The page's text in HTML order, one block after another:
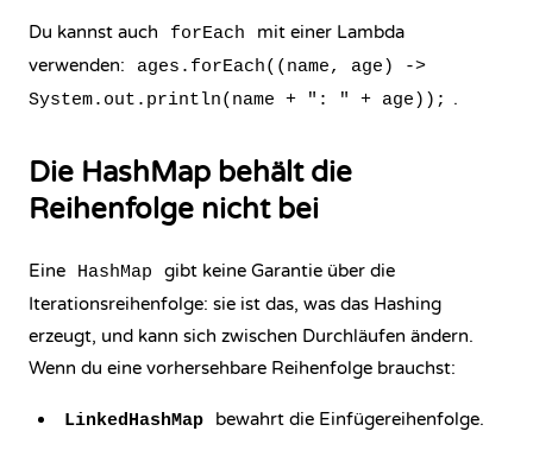
Du kannst auch forEach mit einer Lambda
verwenden:
ages.forEach((name, age) ->
System.out.println(name + ": " + age)); .
Die HashMap behält die
Reihenfolge nicht bei
Eine HashMap
gibt keine Garantie über die
Iterationsreihenfolge: sie ist das, was das Hashing
erzeugt, und kann sich zwischen Durchläufen ändern.
Wenn du eine vorhersehbare Reihenfolge brauchst:
LinkedHashMap bewahrt die Einfügereihenfolge.